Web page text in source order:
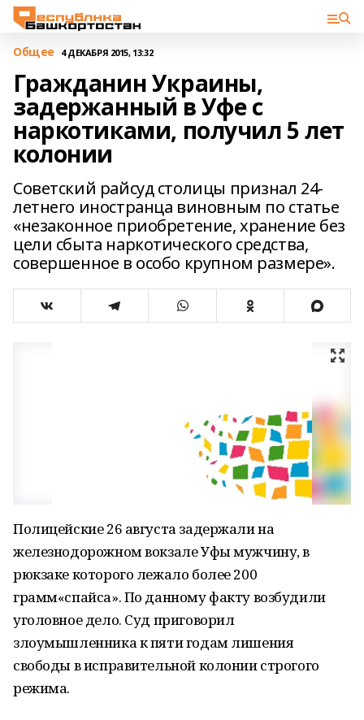
Общее 4 ДЕКАБРЯ 2015, 13:32
Гражданин Украины,
задержанный в Уфе с
наркотиками, получил 5 лет
колонии
Советский райсуд столицы признал 24-
летнего иностранца виновным по статье
«незаконное приобретение, хранение без
цели сбыта наркотического средства,
совершенное в особо крупном размере».
Полицейские 26 августа задержали на
железнодорожном вокзале Уфы мужчину, в
рюкзаке которого лежало более 200
грамм«спайса». По данному факту возбудили
уголовное дело. Суд приговорил
злоумышленника к пяти годам лишения
свободы в исправительной колонии строгого
режима.